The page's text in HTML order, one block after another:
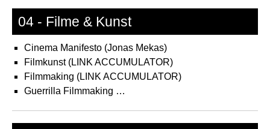
04 - Filme & Kunst
Cinema Manifesto (Jonas Mekas)
Filmkunst (LINK ACCUMULATOR)
Filmmaking (LINK ACCUMULATOR)
Guerrilla Filmmaking …